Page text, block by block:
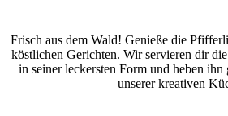
Frisch aus dem Wald! Genieße die
köstlichen Gerichten. Wir servieren dir
in seiner leckersten Form und heben
unserer kreativen